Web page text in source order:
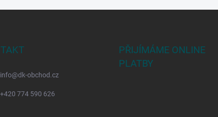
info@dk-obchod.cz
+420 774 590 626
PŘIJÍMÁME ONLINE
PLATBY